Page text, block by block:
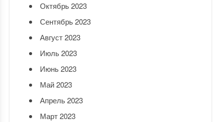
Октябрь 2023
Сентябрь 2023
Август 2023
Июль 2023
Июнь 2023
Май 2023
Апрель 2023
Март 2023